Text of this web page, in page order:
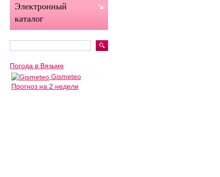
Электронный
каталог
Погода в Вязьме
Gismeteo
Прогноз на 2 недели